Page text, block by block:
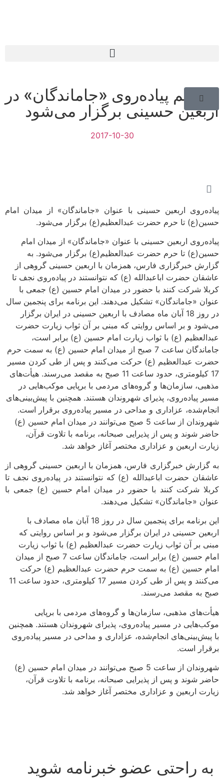
مراسم پیاده‌روی «جاماندگان» در
اربعین حسینی برگزار می‌شود
2017-10-30
پیاده‌روی اربعین حسینی با عنوان «جاماندگان» از میدان امام
حسین(ع) تا حرم حضرت عبدالعظیم(ع) برگزار می‌شود.
پیاده‌روی اربعین حسینی با عنوان «جاماندگان» از میدان امام
حسین(ع) تا حرم حضرت عبدالعظیم(ع) برگزار می‌شود. به
گزارش خبرگزاری فارس، همزمان با اربعین حسینی گروهی از
عاشقان حضرت اباعبدالله (ع) که نتوانستند در پیاده‌روی نجف تا
کربلا شرکت کنند با حضور در میدان امام حسین (ع) جمعی با
عنوان «جاماندگان» تشکیل می‌دهند. این برنامه برای پنجمین سال
در روز 18 آبان ماه مصادف با اربعین حسینی در ایران برگزار
می‌شود و بر اساس روایتی که مبنی بر آن ثواب زیارت حضرت
عبدالعظیم (ع) با ثواب زیارت امام حسین (ع) برابر است،
جاماندگان ساعت 7 صبح از میدان امام حسین (ع) به سمت حرم
حضرت عبدالعظیم (ع) حرکت می‌کنند و پس از طی کردن مسیر
17 کیلومتری، حدود ساعت 11 صبح به مقصد می‌رسند. هیأت‌های
مذهبی، سازمان‌ها و گروه‌های مردمی با برپایی موکب‌هایی در
مسیر پیاده‌روی، پذیرای شهروندان هستند. همچنین با پیش‌بینی‌های
انجام‌شده، عزاداری و مداحی در مسیر پیاده‌روی برقرار است.
شهروندان از ساعت 5 صبح می‌توانند در میدان امام حسین (ع)
حاضر شوند و پس از پذیرایی صبحانه، برنامه با تلاوت قرآن،
زیارت اربعین و عزاداری مختصر آغاز خواهد شد.
به گزارش خبرگزاری فارس، همزمان با اربعین حسینی گروهی از
عاشقان حضرت اباعبدالله (ع) که نتوانستند در پیاده‌روی نجف تا
کربلا شرکت کنند با حضور در میدان امام حسین (ع) جمعی با
عنوان «جاماندگان» تشکیل می‌دهند.
این برنامه برای پنجمین سال در روز 18 آبان ماه مصادف با
اربعین حسینی در ایران برگزار می‌شود و بر اساس روایتی که
مبنی بر آن ثواب زیارت حضرت عبدالعظیم (ع) با ثواب زیارت
امام حسین (ع) برابر است، جاماندگان ساعت 7 صبح از میدان
امام حسین (ع) به سمت حرم حضرت عبدالعظیم (ع) حرکت
می‌کنند و پس از طی کردن مسیر 17 کیلومتری، حدود ساعت 11
صبح به مقصد می‌رسند.
هیأت‌های مذهبی، سازمان‌ها و گروه‌های مردمی با برپایی
موکب‌هایی در مسیر پیاده‌روی، پذیرای شهروندان هستند. همچنین
با پیش‌بینی‌های انجام‌شده، عزاداری و مداحی در مسیر پیاده‌روی
برقرار است.
شهروندان از ساعت 5 صبح می‌توانند در میدان امام حسین (ع)
حاضر شوند و پس از پذیرایی صبحانه، برنامه با تلاوت قرآن،
زیارت اربعین و عزاداری مختصر آغاز خواهد شد.
به راحتی عضو خبرنامه شوید